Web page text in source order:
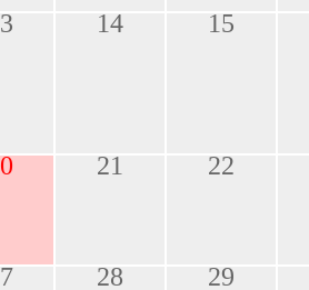
14 15
21 22
28 29